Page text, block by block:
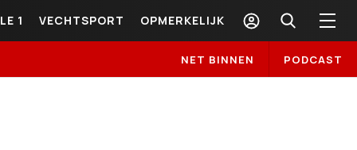
1 VECHTSPORT OPMERKELIJK
NET BINNEN PODCAST